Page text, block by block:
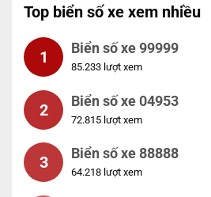
Top biển số xe xem nhiều
1 Biển số xe 99999
85.233 lượt xem
2 Biển số xe 04953
72.815 lượt xem
3 Biển số xe 88888
64.218 lượt xem